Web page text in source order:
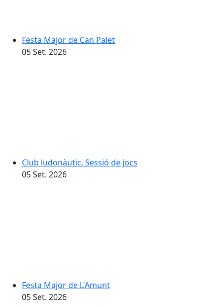
Festa Major de Can Palet
05Set. 2026
Club ludonàutic. Sessió de jocs
05Set. 2026
Festa Major de L'Amunt
05Set. 2026